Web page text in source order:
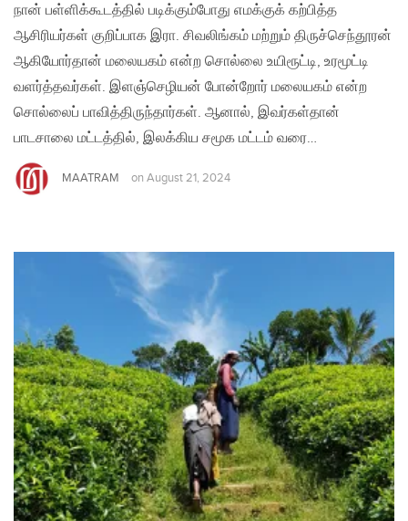
நான் பள்ளிக்கூடத்தில் படிக்கும்போது எமக்குக் கற்பித்த
ஆசிரியர்கள் குறிப்பாக இரா. சிவலிங்கம் மற்றும் திருச்செந்தூரன்
ஆகியோர்தான் மலையகம் என்ற சொல்லை உயிரூட்டி, உரமூட்டி
வளர்த்தவர்கள். இளஞ்செழியன் போன்றோர் மலையகம் என்ற
சொல்லைப் பாவித்திருந்தார்கள். ஆனால், இவர்கள்தான்
பாடசாலை மட்டத்தில், இலக்கிய சமூக மட்டம் வரை…
MAATRAM on August 21, 2024